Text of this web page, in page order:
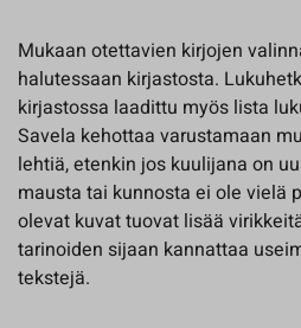
Mukaan otettavien kirjojen
halutessaan kirjastosta.
kirjastossa laadittu myös lista
Savela kehottaa varustamaan
lehtiä, etenkin jos kuulijana on
mausta tai kunnosta ei ole vielä
olevat kuvat tuovat lisää
tarinoiden sijaan kannattaa
tekstejä.